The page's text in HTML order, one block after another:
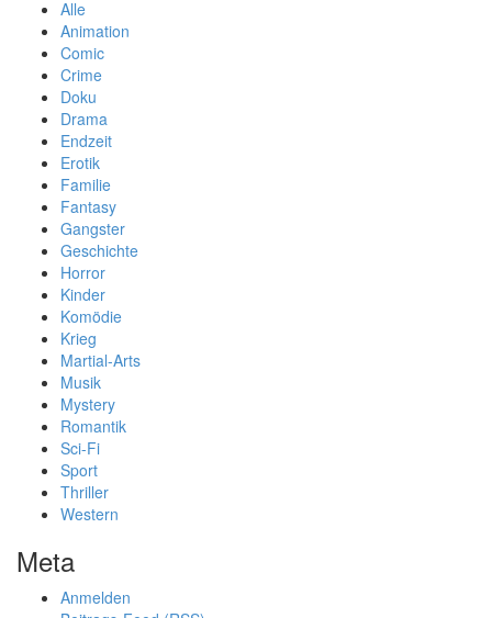
Alle
Animation
Comic
Crime
Doku
Drama
Endzeit
Erotik
Familie
Fantasy
Gangster
Geschichte
Horror
Kinder
Komödie
Krieg
Martial-Arts
Musik
Mystery
Romantik
Sci-Fi
Sport
Thriller
Western
Meta
Anmelden